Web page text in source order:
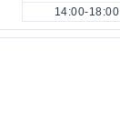
14:00-18:00